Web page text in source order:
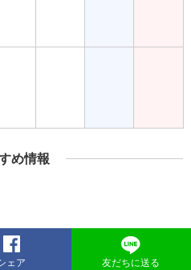
め情報
ェア 友だちに送る